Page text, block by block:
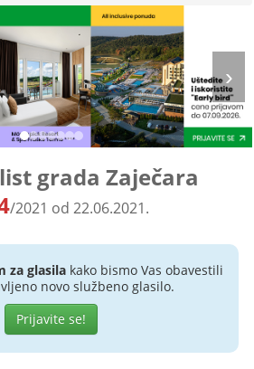
grada Zaječara
/2021 od 22.06.2021.
za glasilakako bismo Vas obavestili
novo službeno glasilo.
Prijavite se!